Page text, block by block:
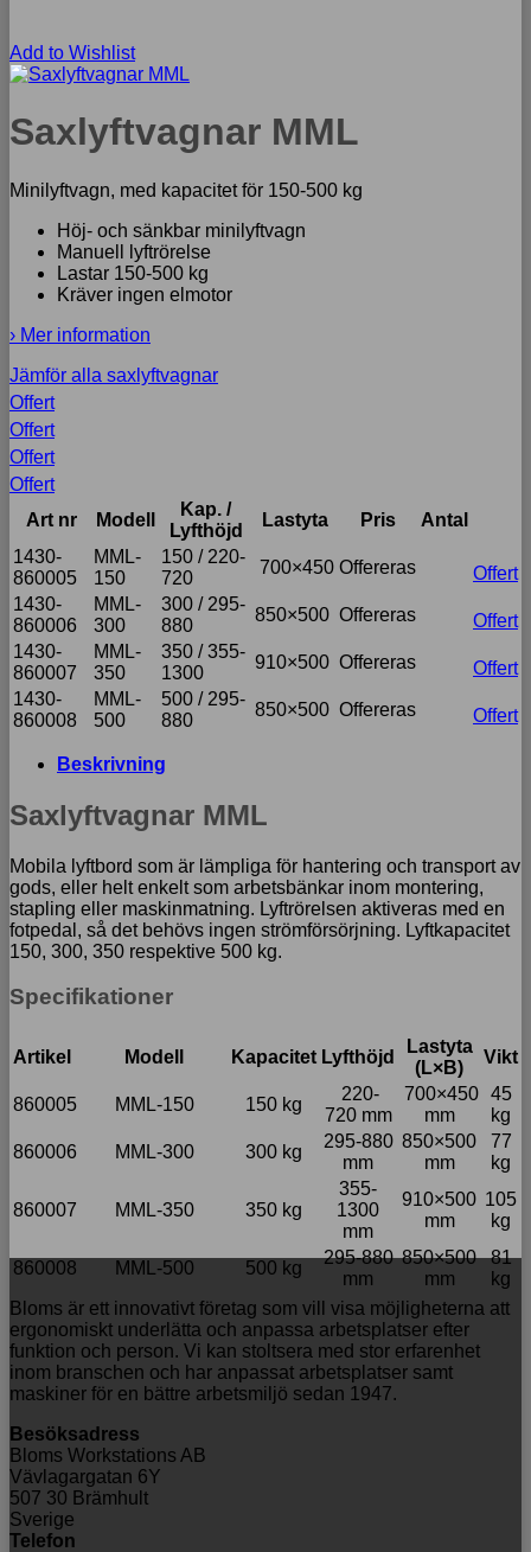
Add to Wishlist
Saxlyftvagnar MML
Minilyftvagn, med kapacitet för 150-500 kg
Höj- och sänkbar minilyftvagn
Manuell lyftrörelse
Lastar 150-500 kg
Kräver ingen elmotor
› Mer information
Jämför alla saxlyftvagnar
Offert
Offert
Offert
Offert
Art nr
Modell
Kap. /
Lyfthöjd
Lastyta Pris
Antal
1430-
860005
MML-
150
150 / 220-
720
700×450 Offereras
Offert
1430-
860006
MML-
300
300 / 295-
880
850×500 Offereras
Offert
1430-
860007
MML-
350
350 / 355-
1300
910×500 Offereras
Offert
1430-
860008
MML-
500
500 / 295-
880
850×500 Offereras Offert
Beskrivning
Saxlyftvagnar MML
Mobila lyftbord som är lämpliga för hantering och transport av
gods, eller helt enkelt som arbetsbänkar inom montering,
stapling eller maskinmatning. Lyftrörelsen aktiveras med en
fotpedal, så det behövs ingen strömförsörjning. Lyftkapacitet
150, 300, 350 respektive 500 kg.
Specifikationer
Artikel Modell Kapacitet Lyfthöjd
Lastyta
(L×B)
Vikt
860005 MML-150 150 kg
220-
720 mm
700×450
mm
45
kg
860006
MML-300 300 kg
295-880
mm
850×500
mm
77
kg
860007 MML-350 350 kg
355-
1300
mm
910×500
mm
105
kg
860008 MML-500 500 kg
295-880
mm
850×500
mm
81
kg
Bloms är ett innovativt företag som vill visa möjligheterna att
ergonomiskt underlätta och anpassa arbetsplatser efter
funktion och person. Vi kan stoltsera med stor erfarenhet
inom branschen och har anpassat arbetsplatser samt
maskiner för en bättre arbetsmiljö sedan 1947.
Besöksadress
Bloms Workstations AB
Vävlagargatan 6Y
507 30 Brämhult
Sverige
Telefon